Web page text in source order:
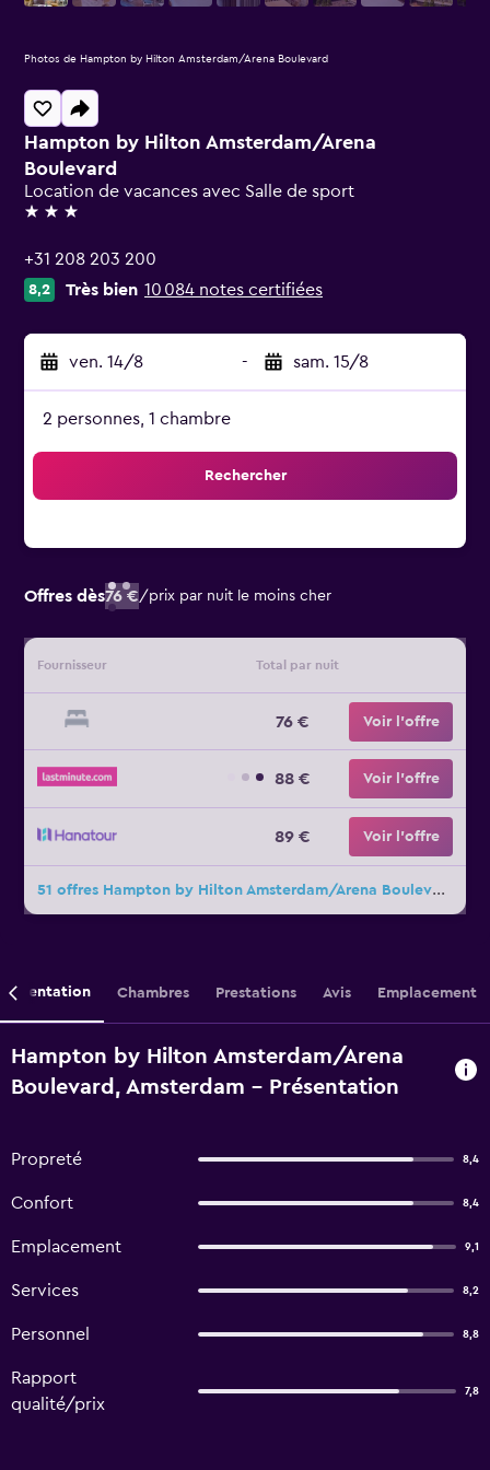
Hampton by Hilton Amsterdam/Arena
Boulevard
Location de vacances avec Salle de sport
3 étoiles
+31 208 203 200
8,2 Très bien 10 084 notes certifiées
ven. 14/8 - sam. 15/8
2 personnes, 1 chambre
Rechercher
Offres dès76 €/prix par nuit le moins cher
Fournisseur Total par nuit
76 € Voir l’offre
88 € Voir l’offre
89 € Voir l’offre
51 offres Hampton by Hilton Amsterdam/Arena Boulevard de plus
Photos de Hampton by Hilton Amsterdam/Arena Boulevard
Présentation Chambres Prestations Avis Emplacement
Hampton by Hilton Amsterdam/Arena
Boulevard, Amsterdam - Présentation
Propreté 8,4
Confort 8,4
Emplacement 9,1
Services 8,2
Personnel 8,8
Rapport
qualité/prix
7,8